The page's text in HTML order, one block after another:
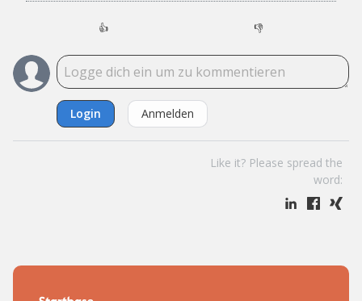
👍 👎
Login Anmelden
Like it? Please spread the
word: